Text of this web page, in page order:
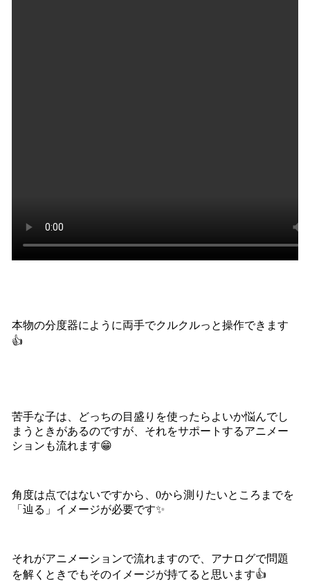
本物の分度器にように両手でクルクルっと操作できます
👍
苦手な子は、どっちの目盛りを使ったらよいか悩んでし
まうときがあるのですが、それをサポートするアニメー
ションも流れます😁
角度は点ではないですから、0から測りたいところまでを
「辿る」イメージが必要です✨
それがアニメーションで流れますので、アナログで問題
を解くときでもそのイメージが持てると思います👍